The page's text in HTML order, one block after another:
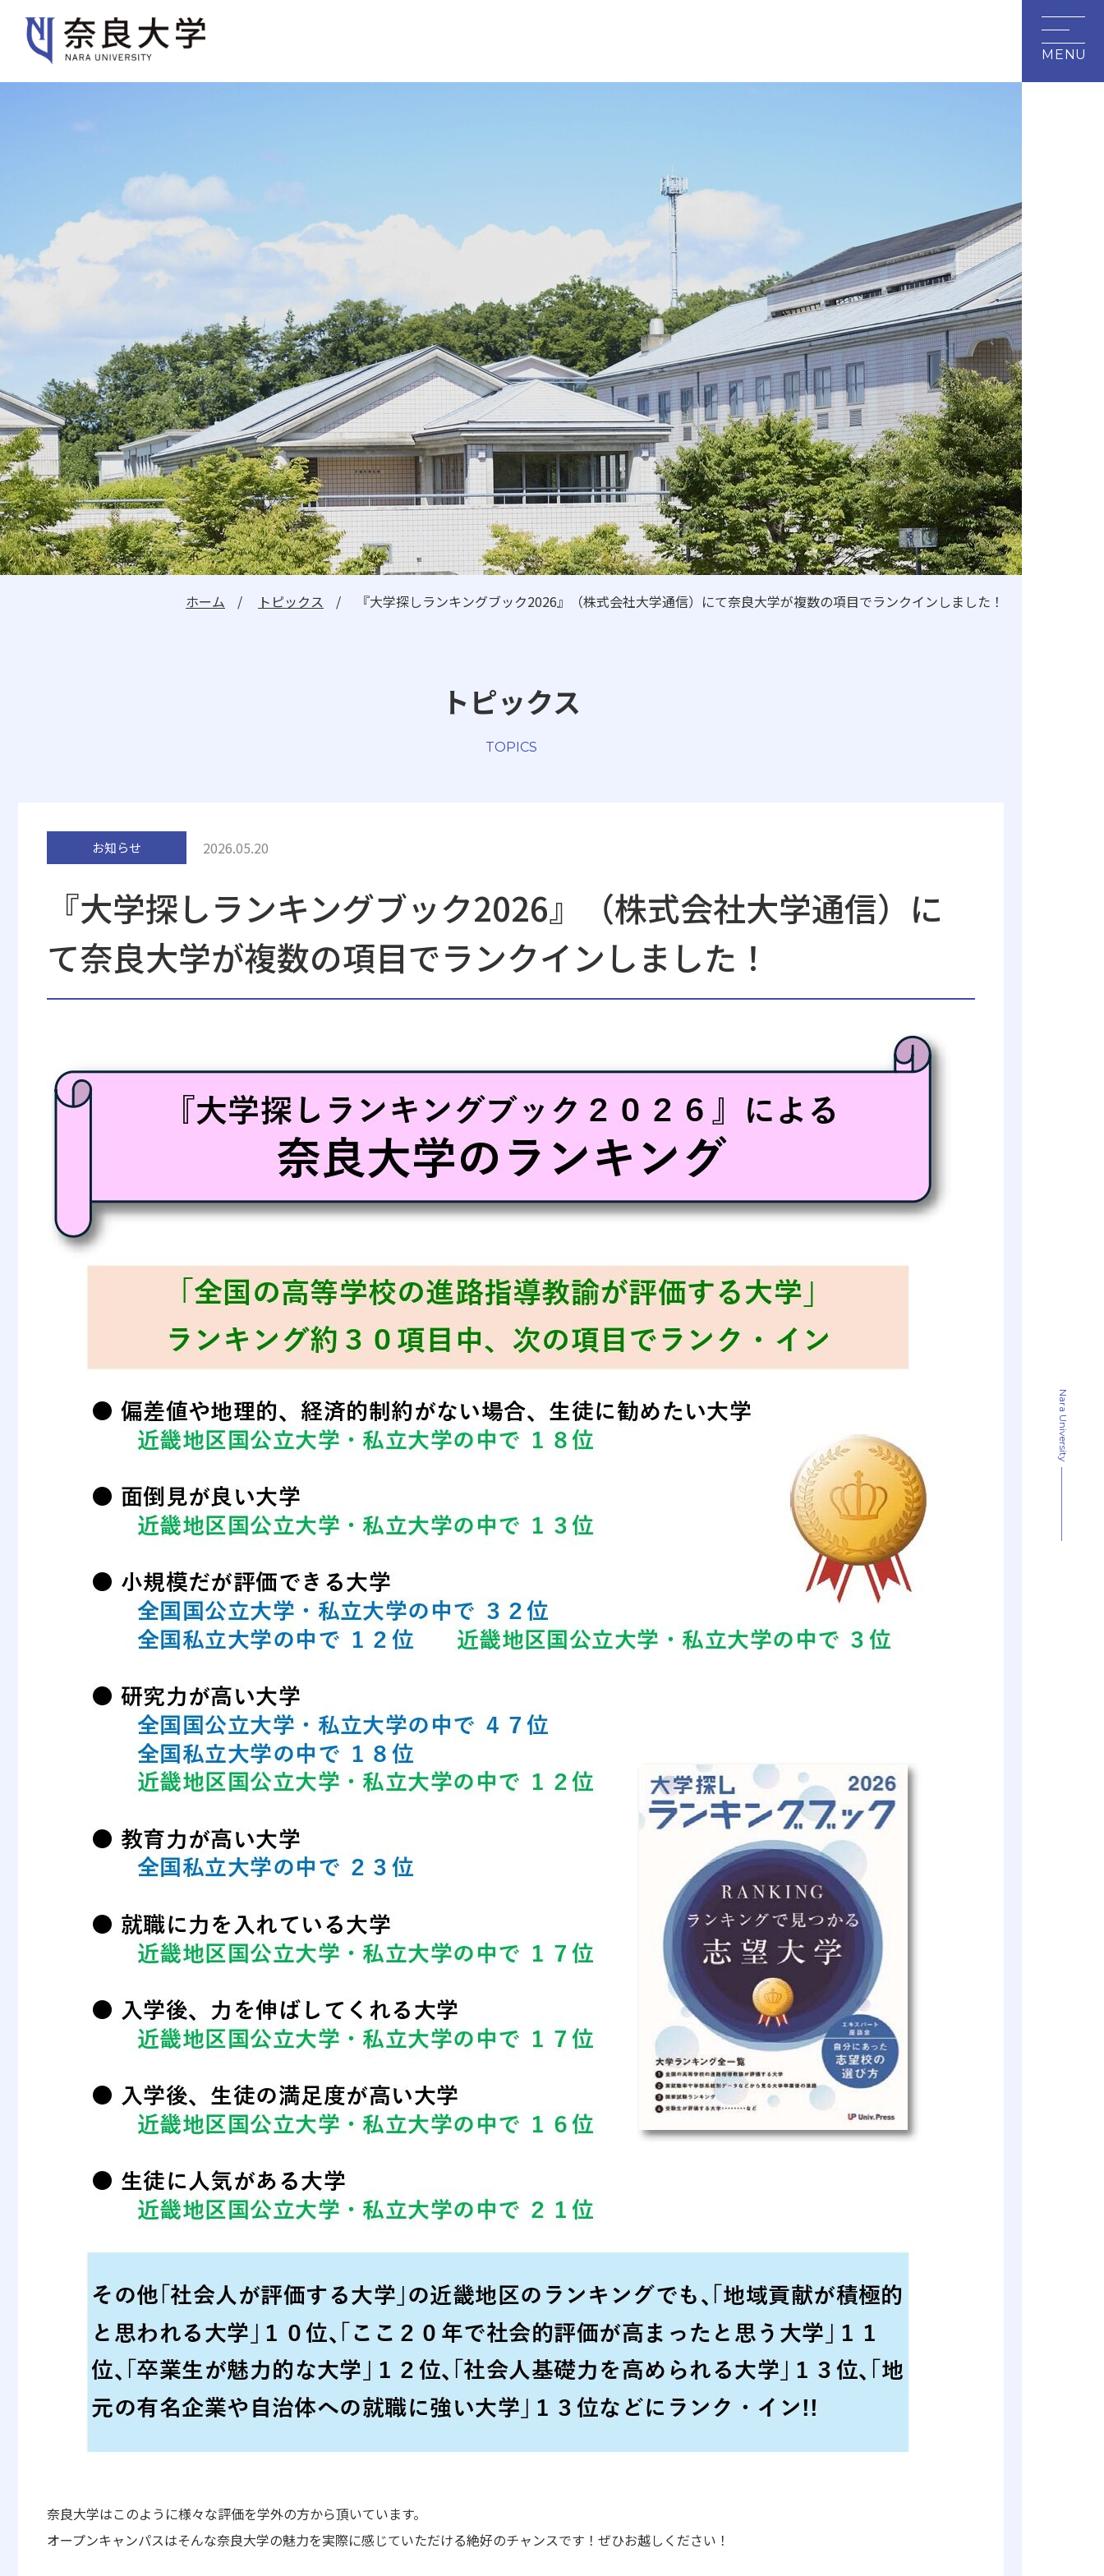
Nara University
大学案内
キャンパスガイド
規則・ポリシー
建学の精神・教学の理念
理事長メッセージ
学長メッセージ
教員紹介
教育情報の公開
教職課程の情報公開
財務情報・監査報告公開
寄附行為
役員報酬基準
役員名簿
日本高等教育評価機構による認証評価
自己点検・自己評価
広報誌
高大連携・国際交流
ニュース・トピックス
ホーム トピックス 『大学探しランキングブック2026』（株式会社大学通信）にて奈良大学が複数の項目でランクインしました！
トピックス
TOPICS
お知らせ 2026.05.20
『大学探しランキングブック2026』（株式会社大学通信）に
て奈良大学が複数の項目でランクインしました！
奈良大学はこのように様々な評価を学外の方から頂いています。
オープンキャンパスはそんな奈良大学の魅力を実際に感じていただける絶好のチャンスです！ぜひお越しください！